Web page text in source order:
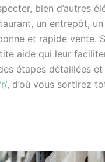
bien d’autres
un entrepôt,
et rapide vente.
aide qui leur
étapes détaillées
, d’où vous sortirez